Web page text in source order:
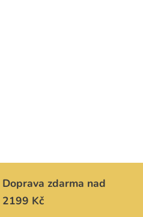
Doprava zdarma nad
2199 Kč